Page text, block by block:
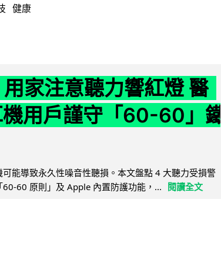
健康
家注意聽力響紅燈 醫
用戶謹守「60-60」鐵
能導致永久性噪音性聽損。本文盤點 4 大聽力受損警
60 原則」及 Apple 內置防護功能，...
閱讀全文